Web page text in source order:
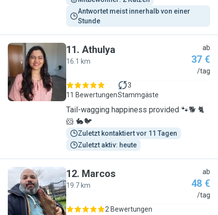
Antwortet meist innerhalb von einer
Stunde
A
11. Athulya
16.1 km
ab
37 €
/tag
11 Bewertungen
3
Stammgäste
Tail-wagging happiness provided 🐾🐕 🐈
🐹 🐇🐦
Zuletzt kontaktiert vor 11 Tagen
Zuletzt aktiv: heute
M
12. Marcos
19.7 km
ab
48 €
/tag
2 Bewertungen